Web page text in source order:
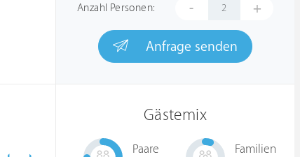
Anzahl Personen: - +
Anfrage senden
Gästemix
Paare Familien